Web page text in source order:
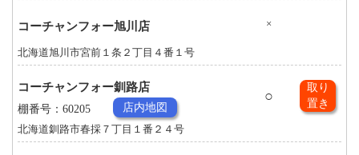
コーチャンフォー旭川店 ×
北海道旭川市宮前１条２丁目４番１号
コーチャンフォー釧路店
○
取り
置き
棚番号：60205 店内地図
北海道釧路市春採７丁目１番２４号